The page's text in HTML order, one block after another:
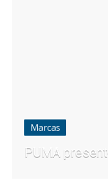
Marcas
PUMA